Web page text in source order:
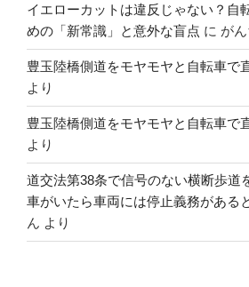
イエローカットは違反じゃない？自
めの「新常識」と意外な盲点 に が
豊玉陸橋側道をモヤモヤと自転車で
より
豊玉陸橋側道をモヤモヤと自転車で
より
道交法第38条で信号のない横断歩道
車がいたら車両には停止義務がある
ん より